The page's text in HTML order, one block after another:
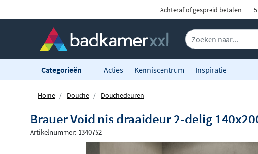
Achteraf of gespreid betalen
Categorieën Acties Kenniscentrum Inspiratie
Home Douche Douchedeuren
Brauer Void nis draaideur 2-delig
Artikelnummer: 1340752